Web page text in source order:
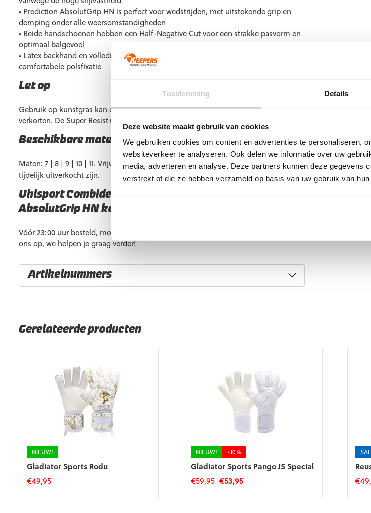
Toestemming Details
Deze website maakt gebruik van cookies
We gebruiken cookies om content en advertenties te personaliseren,
websiteverkeer te analyseren. Ook delen we informatie over uw
media, adverteren en analyse. Deze partners kunnen deze gegevens
verstrekt of die ze hebben verzameld op basis van uw gebruik van
• Prediction AbsolutGrip HN is perfect voor wedstrijden, met uitstekende grip en
demping onder alle weersomstandigheden
• Beide handschoenen hebben een Half-Negative Cut voor een strakke pasvorm en
optimaal balgevoel
• Latex backhand en volledige bandage bieden flexibiliteit, schokabsorptie en
comfortabele polsfixatie
Let op
Gebruik op kunstgras kan de levensduur van de Prediction AbsolutGrip HN
verkorten. De Super Resist+ HN is beter bestand tegen kunstgras.
Beschikbare maten
Maten: 7 | 8 | 9 | 10 | 11. Vrijwel altijd op voorraad, maar sommige maten kunnen
tijdelijk uitverkocht zijn.
Uhlsport Combideal Super Resist+ HN & Prediction
AbsolutGrip HN kopen?
Vóór 23:00 uur besteld, morgen in huis. Heb je vragen? Neem gerust contact met
ons op, we helpen je graag verder!
Artikelnummers
Gerelateerde producten
NIEUW!
Gladiator Sports Rodu
€49,95
Dit
NIEUW! -10%
Gladiator Sports Pango JS Special
€59,95 Oorspronkelijke
€53,95Huidige
Dit
€
Dit